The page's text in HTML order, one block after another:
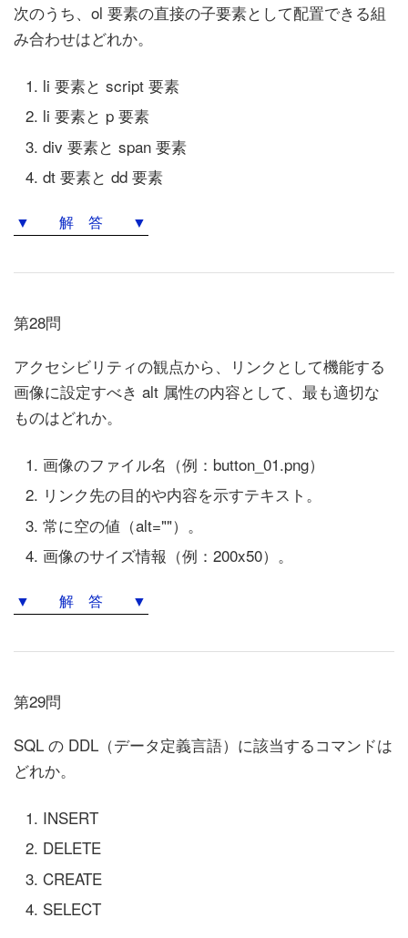
次のうち、ol 要素の直接の子要素として配置できる組
み合わせはどれか。
li 要素と script 要素
li 要素と p 要素
div 要素と span 要素
dt 要素と dd 要素
▼ 解 答 ▼
第28問
アクセシビリティの観点から、リンクとして機能する
画像に設定すべき alt 属性の内容として、最も適切な
ものはどれか。
画像のファイル名（例：button_01.png）
リンク先の目的や内容を示すテキスト。
常に空の値（alt=""）。
画像のサイズ情報（例：200x50）。
▼ 解 答 ▼
第29問
SQL の DDL（データ定義言語）に該当するコマンドは
どれか。
INSERT
DELETE
CREATE
SELECT